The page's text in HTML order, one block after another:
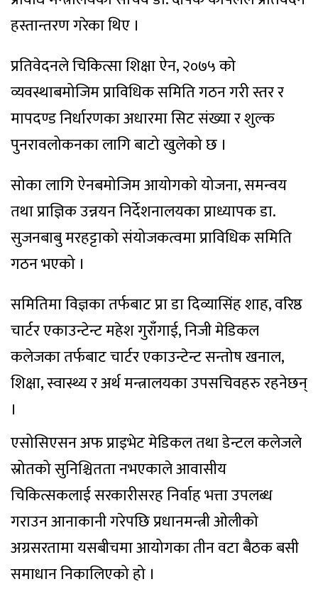
हस्तान्तरण गरेका थिए ।
प्रतिवेदनले चिकित्सा शिक्षा ऐन, २०७५ को
व्यवस्थाबमोजिम प्राविधिक समिति गठन गरी स्तर र
मापदण्ड निर्धारणका अधारमा सिट संख्या र शुल्क
पुनरावलोकनका लागि बाटो खुलेको छ ।
सोका लागि ऐनबमोजिम आयोगको योजना, समन्वय
तथा प्राज्ञिक उन्नयन निर्देशनालयका प्राध्यापक डा.
सुजनबाबु मरहट्टाको संयोजकत्वमा प्राविधिक समिति
गठन भएको ।
समितिमा विज्ञका तर्फबाट प्रा डा दिव्यासिंह शाह, वरिष्ठ
चार्टर एकाउन्टेन्ट महेश गुराँगाई, निजी मेडिकल
कलेजका तर्फबाट चार्टर एकाउन्टेन्ट सन्तोष खनाल,
शिक्षा, स्वास्थ्य र अर्थ मन्त्रालयका उपसचिवहरु रहनेछन्
।
एसोसिएसन अफ प्राइभेट मेडिकल तथा डेन्टल कलेजले
स्रोतको सुनिश्चितता नभएकाले आवासीय
चिकित्सकलाई सरकारीसरह निर्वाह भत्ता उपलब्ध
गराउन आनाकानी गरेपछि प्रधानमन्त्री ओलीको
अग्रसरतामा यसबीचमा आयोगका तीन वटा बैठक बसी
समाधान निकालिएको हो ।